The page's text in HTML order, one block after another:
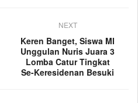
NEXT
Keren Banget, Siswa MI
Unggulan Nuris Juara 3
Lomba Catur Tingkat
Se-Keresidenan Besuki